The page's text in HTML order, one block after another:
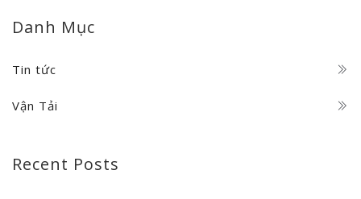
Danh Mục
Tin tức
Vận Tải
Recent Posts